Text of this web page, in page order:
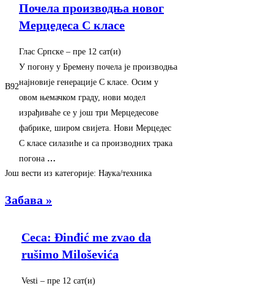
B92
Почела производња новог
Мерцедеса С класе
Глас Српске – ‎пре 12 сат(и)‎
У погону у Бремену почела је производња
најновије генерације С класе. Осим у
овом њемачком граду, нови модел
израђиваће се у још три Мерцедесове
фабрике, широм свијета. Нови Мерцедес
С класе силазиће и са производних трака
погона …
Још вести из категорије: Наука/техника
Забава »
Ceca: Đinđić me zvao da
rušimo Miloševića
Vesti – ‎пре 12 сат(и)‎